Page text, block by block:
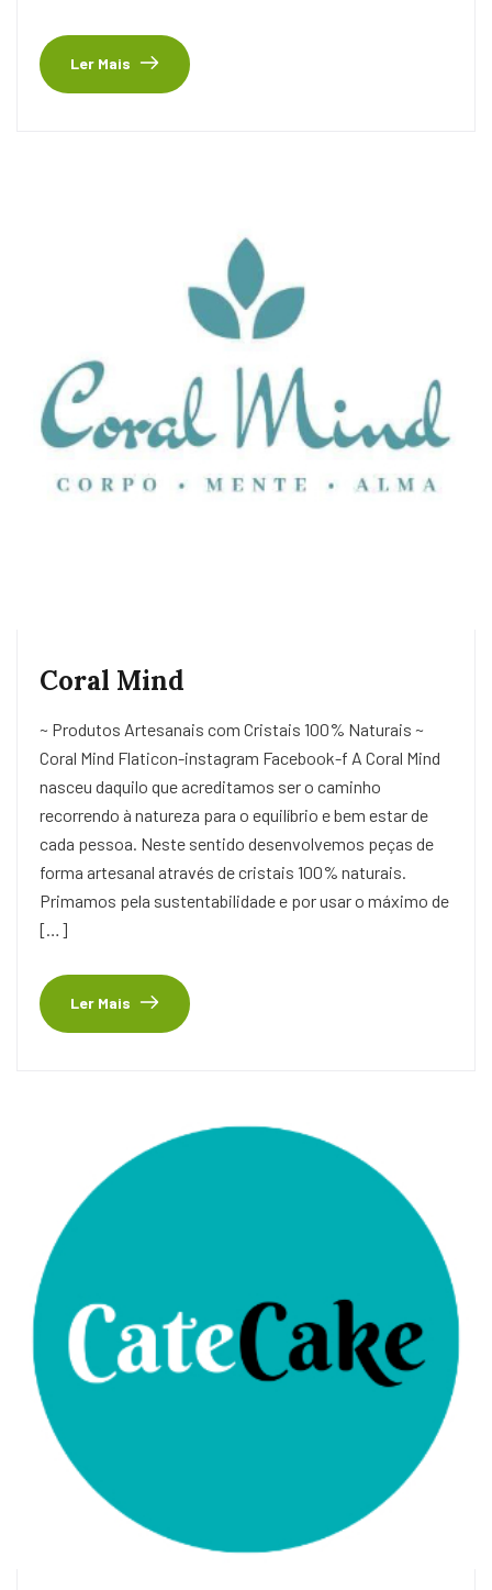
Ler Mais
Coral Mind
~ Produtos Artesanais com Cristais 100% Naturais ~
Coral Mind Flaticon-instagram Facebook-f A Coral Mind
nasceu daquilo que acreditamos ser o caminho
recorrendo à natureza para o equilíbrio e bem estar de
cada pessoa. Neste sentido desenvolvemos peças de
forma artesanal através de cristais 100% naturais.
Primamos pela sustentabilidade e por usar o máximo de
[…]
Ler Mais